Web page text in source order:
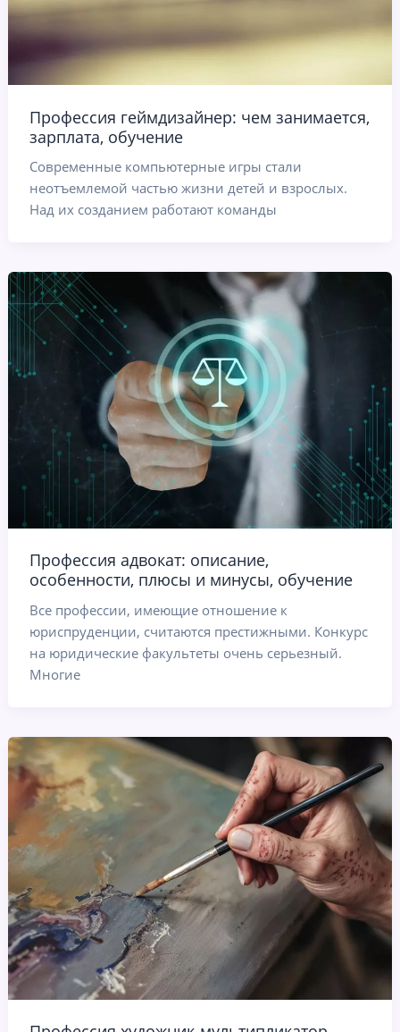
Профессия геймдизайнер: чем занимается,
зарплата, обучение
Современные компьютерные игры стали
неотъемлемой частью жизни детей и взрослых.
Над их созданием работают команды
Профессия адвокат: описание,
особенности, плюсы и минусы, обучение
Все профессии, имеющие отношение к
юриспруденции, считаются престижными. Конкурс
на юридические факультеты очень серьезный.
Многие